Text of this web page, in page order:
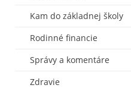
Kam do základnej školy
Rodinné financie
Správy a komentáre
Zdravie